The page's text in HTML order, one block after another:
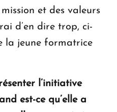
et des valeurs
d’en dire trop, ci-
la jeune formatrice
l’initiative
est-ce qu’elle a